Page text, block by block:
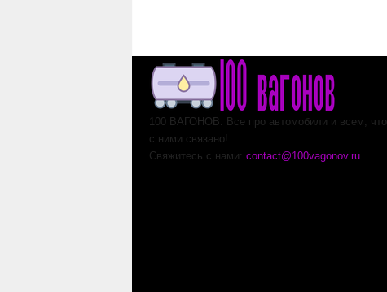
100 ВАГОНОВ. Все про автомобили и всем, что
с ними связано!
Свяжитесь с нами: contact@100vagonov.ru